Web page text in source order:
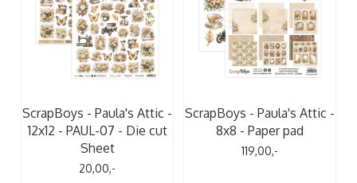
ScrapBoys - Paula's Attic -
12x12 - PAUL-07 - Die cut
Sheet
20,00,-
ScrapBoys - Paula's Attic -
8x8 - Paper pad
119,00,-